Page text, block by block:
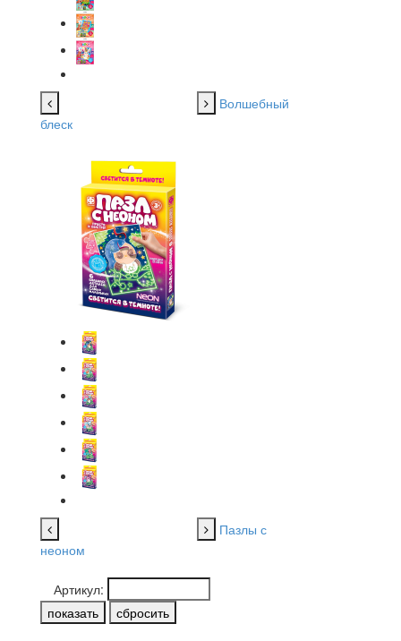
Волшебный
блеск
Пазлы с
неоном
Артикул: